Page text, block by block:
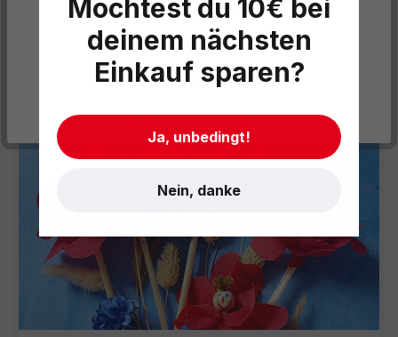
Insektenhotel
Datenschutzeinstellungen
Cookies akzeptieren
- Impressum - AGB - Datenschutz
Möchtest du 10€ bei
deinem nächsten
Einkauf sparen?
Ja, unbedingt!
Nein, danke